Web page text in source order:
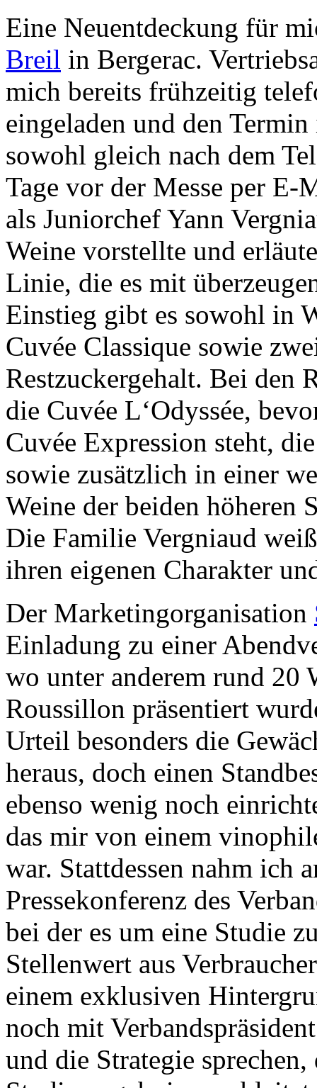
Eine Neuentdeckung für
Breil in Bergerac.
mich bereits frühzeitig
eingeladen und den
sowohl gleich nach dem
Tage vor der Messe per E-
als Juniorchef Yann
Weine vorstellte und
Linie, die es mit
Einstieg gibt es sowohl in
Cuvée Classique sowie
Restzuckergehalt. Bei den
die Cuvée L‘Odyssée,
Cuvée Expression steht,
sowie zusätzlich in einer
Weine der beiden höheren
Die Familie Vergniaud
ihren eigenen Charakter
Der Marketingorganisation
Einladung zu einer
wo unter anderem rund 20
Roussillon präsentiert
Urteil besonders die
heraus, doch einen
ebenso wenig noch
das mir von einem
war. Stattdessen nahm ich
Pressekonferenz des
bei der es um eine Studie
Stellenwert aus
einem exklusiven
noch mit
und die Strategie